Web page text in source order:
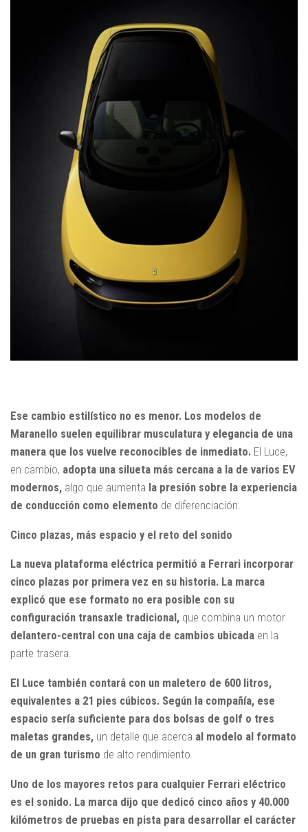
Ese cambio estilístico no es menor. Los modelos de
Maranello suelen equilibrar musculatura y elegancia de una
manera que los vuelve reconocibles de inmediato. El Luce,
en cambio, adopta una silueta más cercana a la de varios EV
modernos, algo que aumenta la presión sobre la experiencia
de conducción como elemento de diferenciación.
Cinco plazas, más espacio y el reto del sonido
La nueva plataforma eléctrica permitió a Ferrari incorporar
cinco plazas por primera vez en su historia. La marca
explicó que ese formato no era posible con su
configuración transaxle tradicional, que combina un motor
delantero-central con una caja de cambios ubicada en la
parte trasera.
El Luce también contará con un maletero de 600 litros,
equivalentes a 21 pies cúbicos. Según la compañía, ese
espacio sería suficiente para dos bolsas de golf o tres
maletas grandes, un detalle que acerca al modelo al formato
de un gran turismo de alto rendimiento.
Uno de los mayores retos para cualquier Ferrari eléctrico
es el sonido. La marca dijo que dedicó cinco años y 40.000
kilómetros de pruebas en pista para desarrollar el carácter